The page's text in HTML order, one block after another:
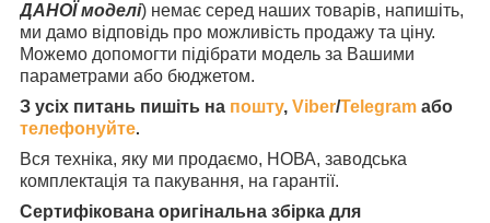
ДАНОЇ моделі) немає серед наших товарів, напишіть,
ми дамо відповідь про можливість продажу та ціну.
Можемо допомогти підібрати модель за Вашими
параметрами або бюджетом.
З усіх питань пишіть на пошту, Viber/Telegram або
телефонуйте.
Вся техніка, яку ми продаємо, НОВА, заводська
комплектація та пакування, на гарантії.
Сертифікована оригінальна збірка для